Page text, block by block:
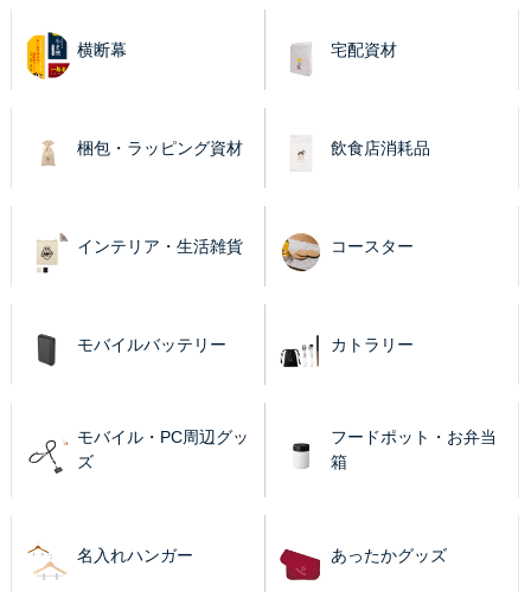
横断幕 宅配資材
梱包・ラッピング資材 飲食店消耗品
インテリア・生活雑貨 コースター
モバイルバッテリー カトラリー
モバイル・PC周辺グッ
ズ
フードポット・お弁当
箱
名入れハンガー あったかグッズ